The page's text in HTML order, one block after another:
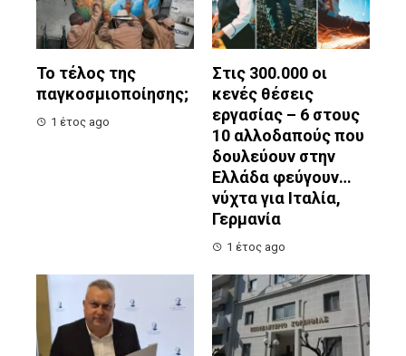
Το τέλος της
παγκοσμιοποίησης;
1 έτος ago
Στις 300.000 οι
κενές θέσεις
εργασίας – 6 στους
10 αλλοδαπούς που
δουλεύουν στην
Ελλάδα φεύγουν…
νύχτα για Ιταλία,
Γερμανία
1 έτος ago